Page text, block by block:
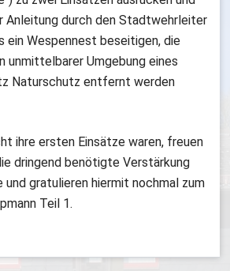
Anleitung durch den Stadtwehrleiter
ein Wespennest beseitigen, die
unmittelbarer Umgebung eines
Naturschutz entfernt werden
ihre ersten Einsätze waren, freuen
dringend benötigte Verstärkung
und gratulieren hiermit nochmal zum
Teil 1.